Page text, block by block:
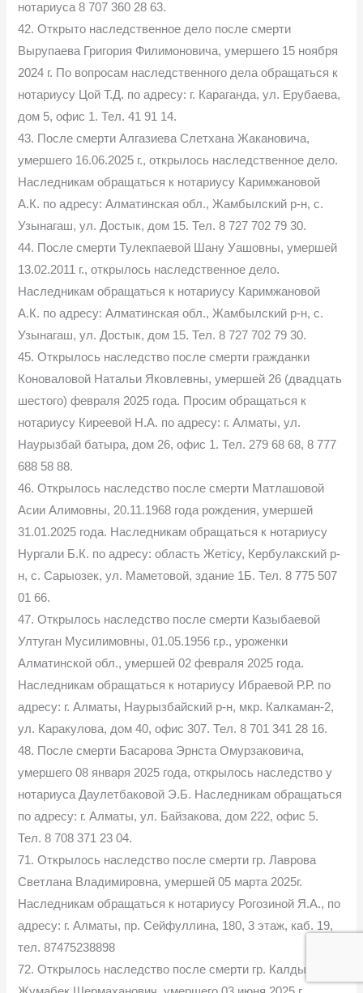
нотариуса 8 707 360 28 63.
42. Открыто наследственное дело после смерти
Вырупаева Григория Филимоновича, умершего 15 ноября
2024 г. По вопросам наследственного дела обращаться к
нотариусу Цой Т.Д. по адресу: г. Караганда, ул. Ерубаева,
дом 5, офис 1. Тел. 41 91 14.
43. После смерти Алгазиева Слетхана Жакановича,
умершего 16.06.2025 г., открылось наследственное дело.
Наследникам обращаться к нотариусу Каримжановой
А.К. по адресу: Алматинская обл., Жамбылский р-н, с.
Узынагаш, ул. Достык, дом 15. Тел. 8 727 702 79 30.
44. После смерти Тулекпаевой Шану Уашовны, умершей
13.02.2011 г., открылось наследственное дело.
Наследникам обращаться к нотариусу Каримжановой
А.К. по адресу: Алматинская обл., Жамбылский р-н, с.
Узынагаш, ул. Достык, дом 15. Тел. 8 727 702 79 30.
45. Открылось наследство после смерти гражданки
Коноваловой Натальи Яковлевны, умершей 26 (двадцать
шестого) февраля 2025 года. Просим обращаться к
нотариусу Киреевой Н.А. по адресу: г. Алматы, ул.
Наурызбай батыра, дом 26, офис 1. Тел. 279 68 68, 8 777
688 58 88.
46. Открылось наследство после смерти Матлашовой
Асии Алимовны, 20.11.1968 года рождения, умершей
31.01.2025 года. Наследникам обращаться к нотариусу
Нургали Б.К. по адресу: область Жетісу, Кербулакский р-
н, с. Сарыозек, ул. Маметовой, здание 1Б. Тел. 8 775 507
01 66.
47. Открылось наследство после смерти Казыбаевой
Ултуган Мусилимовны, 01.05.1956 г.р., уроженки
Алматинской обл., умершей 02 февраля 2025 года.
Наследникам обращаться к нотариусу Ибраевой Р.Р. по
адресу: г. Алматы, Наурызбайский р-н, мкр. Калкаман-2,
ул. Каракулова, дом 40, офис 307. Тел. 8 701 341 28 16.
48. После смерти Басарова Эрнста Омурзаковича,
умершего 08 января 2025 года, открылось наследство у
нотариуса Даулетбаковой Э.Б. Наследникам обращаться
по адресу: г. Алматы, ул. Байзакова, дом 222, офис 5.
Тел. 8 708 371 23 04.
71. Открылось наследство после смерти гр. Лаврова
Светлана Владимировна, умершей 05 марта 2025г.
Наследникам обращаться к нотариусу Рогозиной Я.А., по
адресу: г. Алматы, пр. Сейфуллина, 180, 3 этаж, каб. 19,
тел. 87475238898
72. Открылось наследство после смерти гр. Калдыбаев